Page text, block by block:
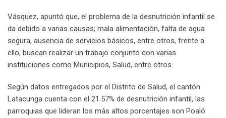
Vásquez, apuntó que, el problema de la desnutrición infantil se
da debido a varias causas; mala alimentación, falta de agua
segura, ausencia de servicios básicos, entre otros, frente a
ello, buscan realizar un trabajo conjunto con varias
instituciones como Municipios, Salud, entre otros.
Según datos entregados por el Distrito de Salud, el cantón
Latacunga cuenta con el 21.57% de desnutrición infantil, las
parroquias que lideran los más altos porcentajes son Poaló